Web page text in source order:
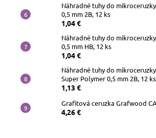
Náhradné tuhy do mikroceruzky
0,5 mm 2B, 12 ks
1,04 €
Náhradné tuhy do mikroceruzky
0,5 mm HB, 12 ks
1,04 €
Náhradné tuhy do mikroceruzky
Super Polymer 0,5 mm 2B, 12 ks
1,13 €
Grafitová ceruzka Grafwood
4,26 €